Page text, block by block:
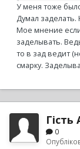
У меня тоже
Думал
Мое мнение
заделывать.
то в зад ведит
смарку.
Гість
0